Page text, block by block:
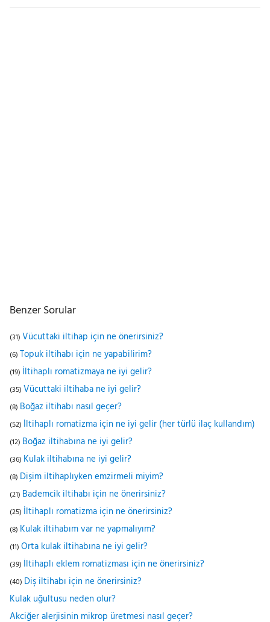
Benzer Sorular
(31) Vücuttaki iltihap için ne önerirsiniz?
(6) Topuk iltihabı için ne yapabilirim?
(19) İltihaplı romatizmaya ne iyi gelir?
(35) Vücuttaki iltihaba ne iyi gelir?
(8) Boğaz iltihabı nasıl geçer?
(52) İltihaplı romatizma için ne iyi gelir (her türlü ilaç kullandım)
(12) Boğaz iltihabına ne iyi gelir?
(36) Kulak iltihabına ne iyi gelir?
(8) Dişim iltihaplıyken emzirmeli miyim?
(21) Bademcik iltihabı için ne önerirsiniz?
(25) İltihaplı romatizma için ne önerirsiniz?
(8) Kulak iltihabım var ne yapmalıyım?
(11) Orta kulak iltihabına ne iyi gelir?
(39) İltihaplı eklem romatizması için ne önerirsiniz?
(40) Diş iltihabı için ne önerirsiniz?
Kulak uğultusu neden olur?
Akciğer alerjisinin mikrop üretmesi nasıl geçer?